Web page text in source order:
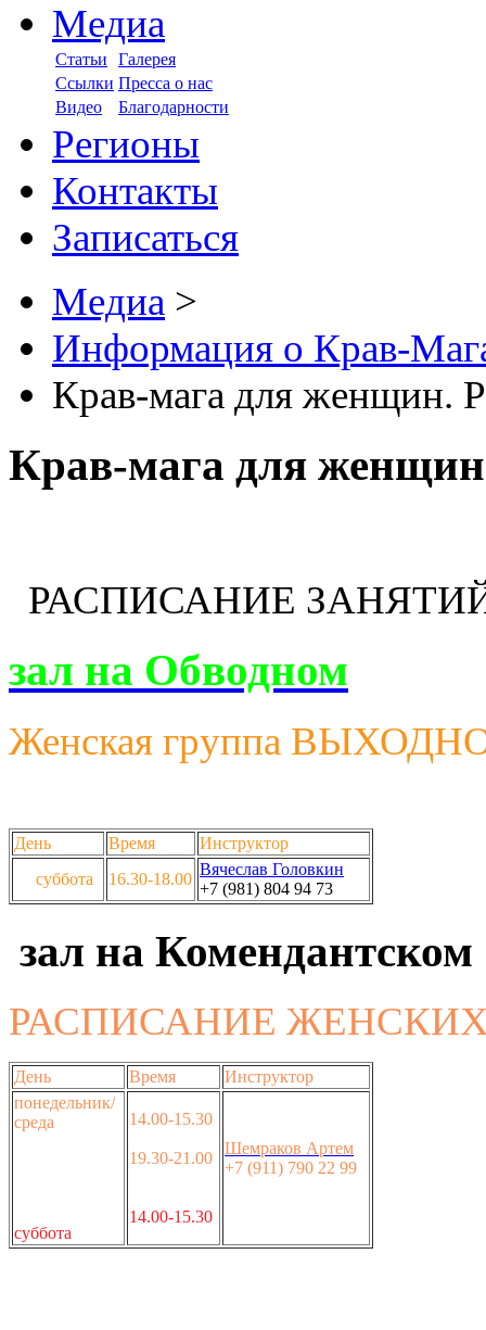
Медиа
Статьи
Галерея
Ссылки Пресса о нас
Видео
Благодарности
Регионы
Контакты
Записаться
Медиа >
Информация о Крав-
Крав-мага для женщин.
Крав-мага для
РАСПИСАНИЕ
зал на Обводном
Женская группа
День Время
Инструктор
суббота
16.30-18.00
Вячеслав Головкин
+7 (981) 804 94 73
зал на Комендантском
РАСПИСАНИЕ
День Время
Инструктор
понедельник/
среда
суббота
14.00-15.30
19.30-21.00
14.00-15.30
Шемраков Артем
+7 (911) 790 22 99